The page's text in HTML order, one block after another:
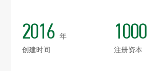
2016
年
创建时间
1000
注册资本